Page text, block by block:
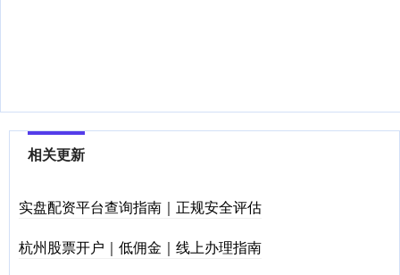
相关更新
实盘配资平台查询指南｜正规安全评估
杭州股票开户｜低佣金｜线上办理指南